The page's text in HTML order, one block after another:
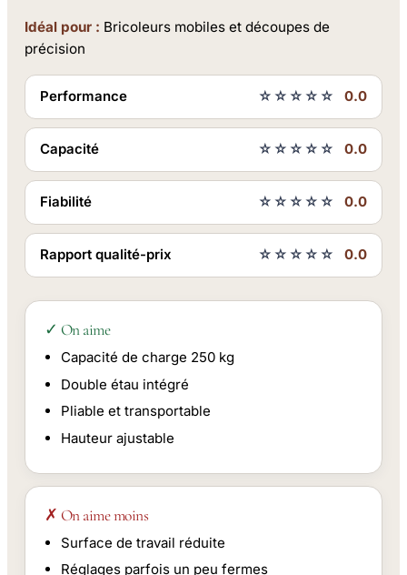
Idéal pour : Bricoleurs mobiles et découpes de
précision
Performance ☆☆☆☆☆ 0.0
Capacité ☆☆☆☆☆ 0.0
Fiabilité ☆☆☆☆☆ 0.0
Rapport qualité-prix ☆☆☆☆☆ 0.0
✓ On aime
Capacité de charge 250 kg
Double étau intégré
Pliable et transportable
Hauteur ajustable
✗ On aime moins
Surface de travail réduite
Réglages parfois un peu fermes